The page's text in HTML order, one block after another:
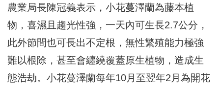
農業局長陳冠義表示，小花蔓澤蘭為藤本植
物，喜濕且趨光性強，一天內可生長2.7公分，
此外節間也可長出不定根，無性繁殖能力極強
難以根除，甚至會纏繞覆蓋原生植物，造成生
態浩劫。小花蔓澤蘭每年10月至翌年2月為開花